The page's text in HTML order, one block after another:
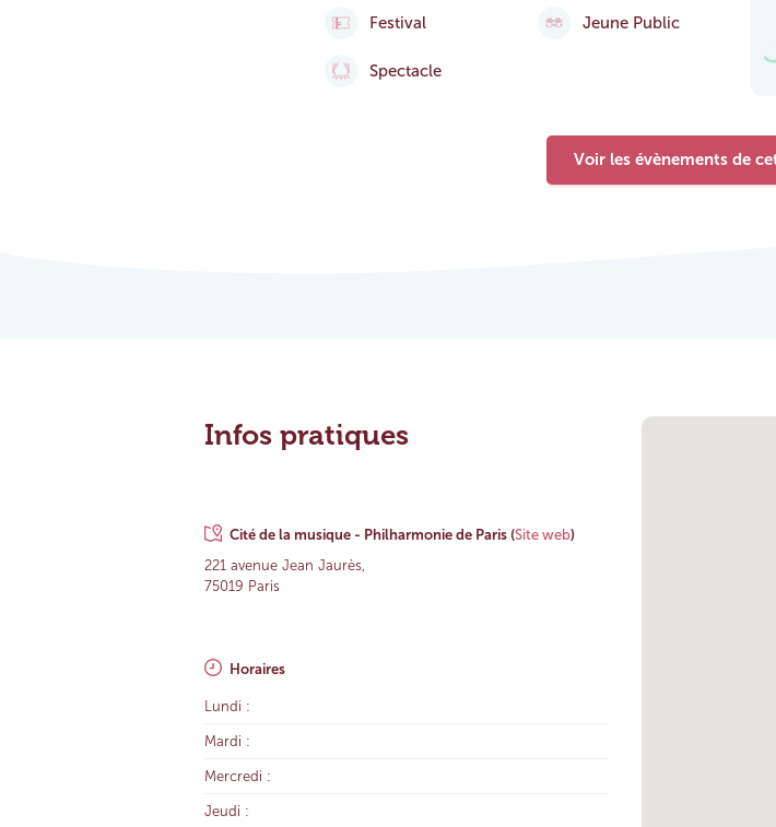
Festival Jeune Public
Spectacle
Voir les évènements de
Infos pratiques
Cité de la musique - Philharmonie de Paris (Site web)
221 avenue Jean Jaurès,
75019 Paris
Horaires
Lundi :
Mardi :
Mercredi :
Jeudi :